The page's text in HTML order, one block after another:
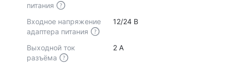
питания
Входное напряжение
адаптера питания
12/24 B
Выходной ток
разъёма
2 А